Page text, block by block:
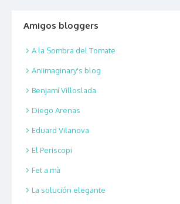
Amigos bloggers
A la Sombra del Tomate
Aniimaginary's blog
Benjamí Villoslada
Diego Arenas
Eduard Vilanova
El Periscopi
Fet a mà
La solución elegante